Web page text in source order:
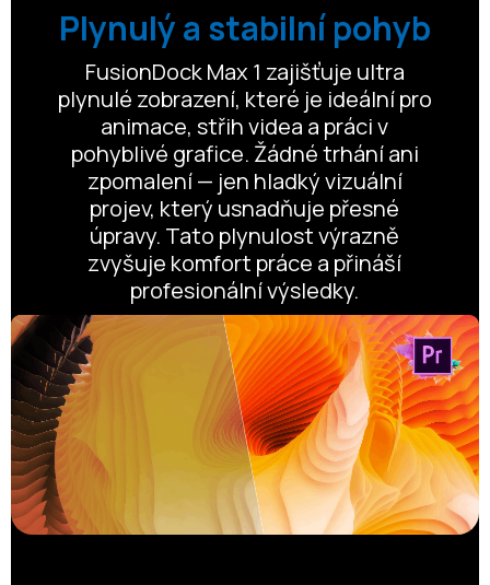
Plynulý a stabilní pohyb
FusionDock Max 1 zajišťuje ultra
plynulé zobrazení, které je ideální pro
animace, střih videa a práci v
pohyblivé grafice. Žádné trhání ani
zpomalení — jen hladký vizuální
projev, který usnadňuje přesné
úpravy. Tato plynulost výrazně
zvyšuje komfort práce a přináší
profesionální výsledky.